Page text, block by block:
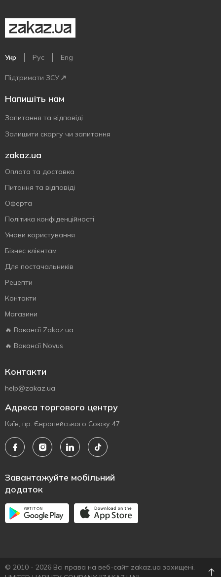
Укр Рус Eng
Підтримати ЗСУ
Напишіть нам
Запитання та відповіді
Залишити скаргу чи запитання
zakaz.ua
Оплата та доставка
Питання та відповіді
Оферта
Політика конфіденційності
Умови користування
Бізнес клієнтам
Для постачальників
Рецепти
Контакти
Магазини
🔥 Вакансії Zakaz.ua
🔥 Вакансії Novus
Контакти
help@zakaz.ua
Адреса торгового центру
Київ, пр. Європейського Союзу 47
Завантажуйте мобільний
додаток
© 2010 - 2026 Всі права на веб-сайт zakaz.ua захищені.